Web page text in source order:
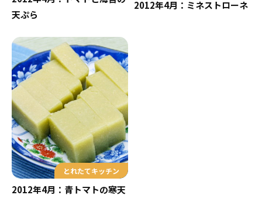
天ぷら
2012年4月：ミネストローネ
とれたてキッチン
2012年4月：青トマトの寒天